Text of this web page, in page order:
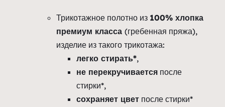
Трикотажное полотно из 100% хлопка
премиум класса (гребенная пряжа),
изделие из такого трикотажа:
легко стирать*,
не перекручивается после
стирки*,
сохраняет цвет после стирки*